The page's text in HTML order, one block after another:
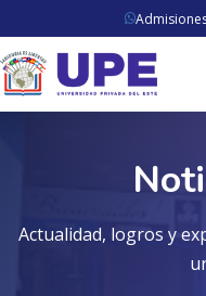
Actualidad, logros y